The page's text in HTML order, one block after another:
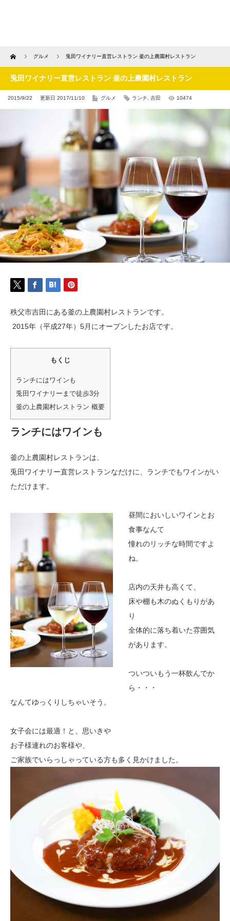
Home グルメ 兎田ワイナリー直営レストラン 釜の上農園村レストラン
兎田ワイナリー直営レストラン 釜の上農園村レストラン
2015/9/22 更新日 2017/11/10 グルメ ランチ 吉田 10474
秩父市吉田にある釜の上農園村レストランです。
2015年（平成27年）5月にオープンしたお店です。
もくじ
ランチにはワインも
兎田ワイナリーまで徒歩3分
釜の上農園村レストラン 概要
ランチにはワインも
釜の上農園村レストランは、
兎田ワイナリー直営レストランなだけに、ランチでもワインがい
ただけます。
昼間においしいワインとお
食事なんて
憧れのリッチな時間ですよ
ね。
店内の天井も高くて、
床や棚も木のぬくもりがあ
り
全体的に落ち着いた雰囲気
があります。
ついついもう一杯飲んでか
ら・・・
なんてゆっくりしちゃいそう。
女子会には最適！と、思いきや
お子様連れのお客様や、
ご家族でいらっしゃっている方も多く見かけました。